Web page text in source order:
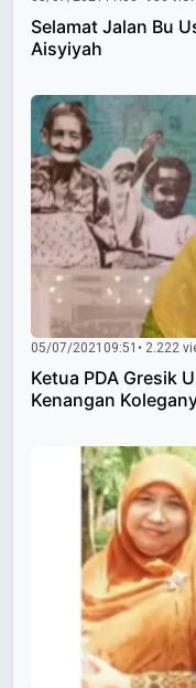
Selamat Jalan Bu
Aisyiyah
05/07/202109:51 • 2.222
Ketua PDA Gresik
Kenangan